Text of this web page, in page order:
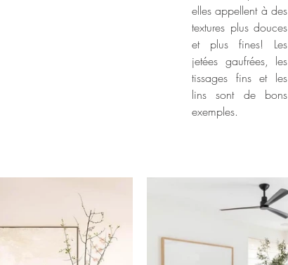
elles appellent à des
textures plus douces
et plus fines! Les
jetées gaufrées, les
tissages fins et les
lins sont de bons
exemples.